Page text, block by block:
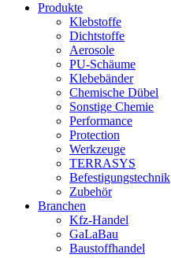
Produkte
Klebstoffe
Dichtstoffe
Aerosole
PU-Schäume
Klebebänder
Chemische Dübel
Sonstige Chemie
Performance
Protection
Werkzeuge
TERRASYS
Befestigungstechnik
Zubehör
Branchen
Kfz-Handel
GaLaBau
Baustoffhandel